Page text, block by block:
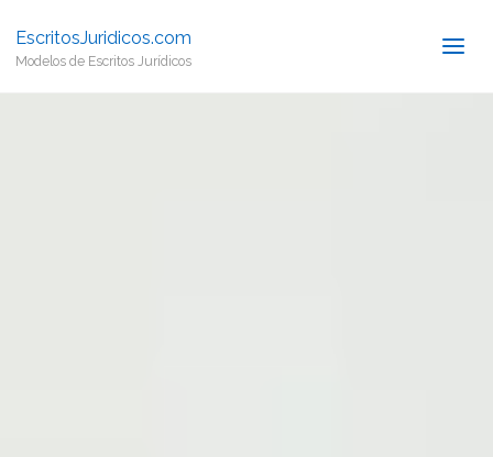
EscritosJuridicos.com
Modelos de Escritos Jurídicos